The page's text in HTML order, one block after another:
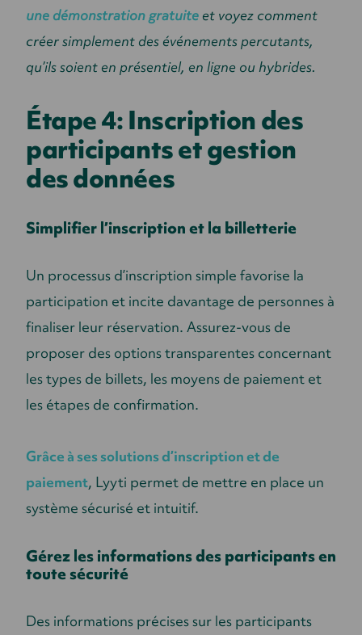
une démonstration gratuite et voyez comment
créer simplement des événements percutants,
qu’ils soient en présentiel, en ligne ou hybrides.
Étape 4: Inscription des
participants et gestion
des données
Simplifier l’inscription et la billetterie
Un processus d’inscription simple favorise la
participation et incite davantage de personnes à
finaliser leur réservation. Assurez-vous de
proposer des options transparentes concernant
les types de billets, les moyens de paiement et
les étapes de confirmation.
Grâce à ses solutions d’inscription et de
paiement, Lyyti permet de mettre en place un
système sécurisé et intuitif.
Gérez les informations des participants en
toute sécurité
Des informations précises sur les participants